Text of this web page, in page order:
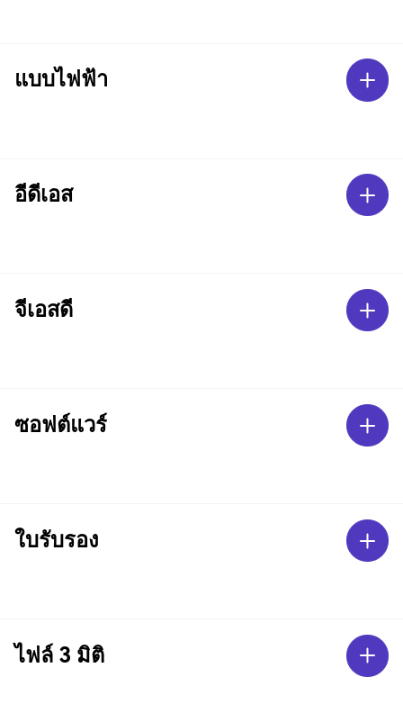
แบบไฟฟ้า
อีดีเอส
จีเอสดี
ซอฟต์แวร์
ใบรับรอง
ไฟล์ 3 มิติ